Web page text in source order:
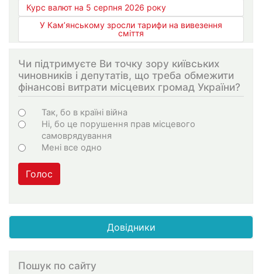
Курс валют на 5 серпня 2026 року
У Кам’янському зросли тарифи на вивезення
сміття
Чи підтримуєте Ви точку зору київських
чиновників і депутатів, що треба обмежити
фінансові витрати місцевих громад України?
Варіанти
Так, бо в країні війна
Ні, бо це порушення прав місцевого
самоврядування
Мені все одно
Голос
Довідники
Пошук по сайту